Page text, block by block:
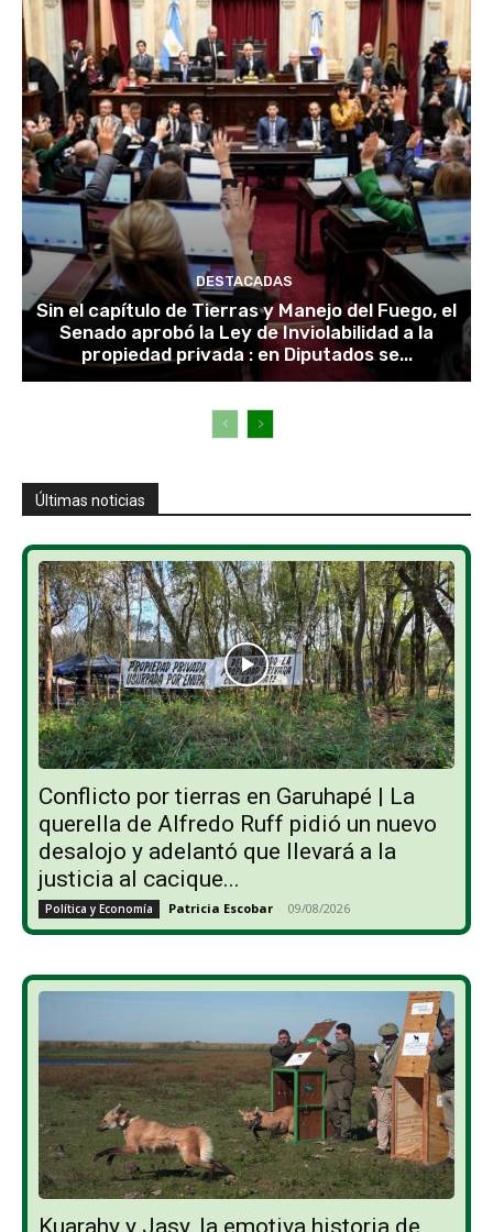
DESTACADAS
Sin el capítulo de Tierras y Manejo del Fuego, el
Senado aprobó la Ley de Inviolabilidad a la
propiedad privada : en Diputados se...
Últimas noticias
Conflicto por tierras en Garuhapé | La
querella de Alfredo Ruff pidió un nuevo
desalojo y adelantó que llevará a la
justicia al cacique...
Política y Economía Patricia Escobar - 09/08/2026
Kuarahy y Jasy, la emotiva historia de